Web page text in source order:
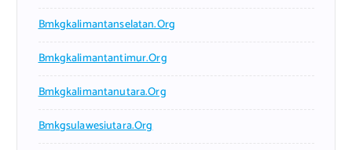
Bmkgkalimantanselatan.org
Bmkgkalimantantimur.org
Bmkgkalimantanutara.org
Bmkgsulawesiutara.org